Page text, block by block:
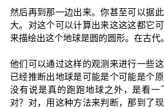
然后再到那一边出来。你甚至可以据
大。对这个可以计算出来这这这都它
来描绘出这个地球是圆的圆形。在古代。
他们可以通过这样的观测来进行一些
已经推断出地球是可能是个可能是个
没有说是真的跑跑地球之外，是看
对？对，用这种方法来判断，那到了